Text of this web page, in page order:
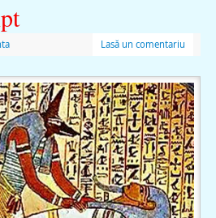
Lasă un comentariu